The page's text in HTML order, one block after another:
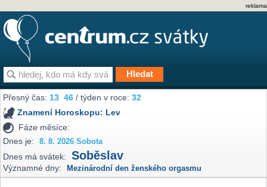
reklama
Přesný čas:13 46 / týden v roce:32
Znamení Horoskopu: Lev
Fáze měsíce:
Dnes je:
8. 8. 2026 Sobota
Dnes má svátek: Soběslav
Významné dny: Mezinárodní den ženského orgasmu